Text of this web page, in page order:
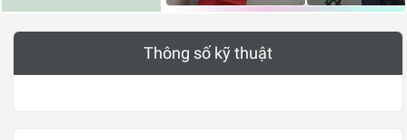
Thông số kỹ thuật